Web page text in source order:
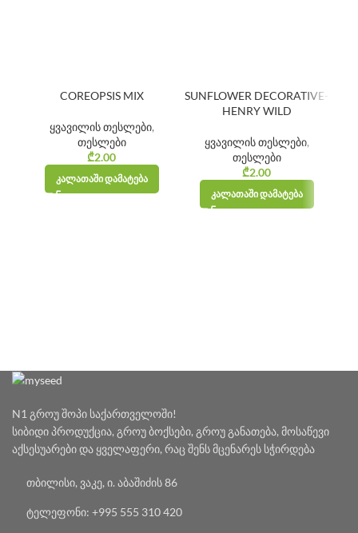
COREOPSIS MIX
ყვავილის თესლები,
თესლები
₾2.00
ᲙᲐᲚᲐᲗᲐᲨᲘ ᲓᲐᲛᲐᲢᲔᲑᲐ
SUNFLOWER DECORATIVE-
HENRY WILD
ყვავილის თესლები,
თესლები
₾2.00
ᲙᲐᲚᲐᲗᲐᲨᲘ ᲓᲐᲛᲐᲢᲔᲑᲐ
N1 გროუ შოპი საქართველოში!
სიბიდი პროდუქცია, გროუ ბოქსები, გროუ განათება, მოსაწევი
აქსესუარები და ყველაფერი, რაც შენს მცენარეს სჭირდება
თბილისი, ვაკე, ი. აბაშიძის 86
ტელეფონი: +995 555 310 420